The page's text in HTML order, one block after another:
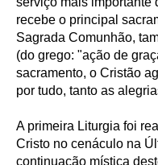
recebe o principal
Sagrada Comunhão,
(do grego: "ação de
sacramento, o Cristão
por tudo, tanto as
A primeira Liturgia foi
Cristo no cenáculo na
continuação mística